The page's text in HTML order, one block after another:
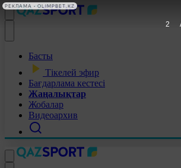
Басты
Тікелей эфир
Бағдарлама кестесі
Жаңалықтар
Жобалар
Видеоархив
1
РЕКЛАМА • OLIMPBET.KZ